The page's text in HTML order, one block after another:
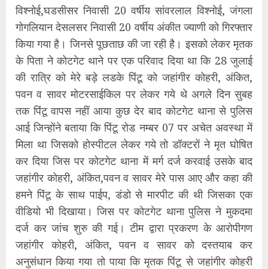
विश्नोई,घडसीसर निवासी 20 वर्षीय सांवरलाल विश्नोई, जंगला
गोगलियान देसलसर निवासी 20 वर्षीय अंकीत ज्याणी को गिरफ्तार
किया गया है। जिनसे पूछताछ की जा रही है। इसको लेकर मृतक
के पिता ने कोटगेट थाने पर एक परिवाद दिया था कि 28 जुलाई
की रात्रि को मेरे बड़े लडके पिंटू को जहांगीर कोहरी, अंकित,
पवन व सावर मोटरसाईकिल पर लेकर गये थे अगले दिन सुबह
तक पिंटू वापस नहीं आया कुछ देर बाद कोटगेट थाना से पुलिस
आई जिन्होंने बताया कि पिंटू रोड नम्बर 07 पर अचेत अवस्था में
मिला था जिसको होस्पीटल लेकर गये तो डॉक्टरों ने मृत घोषित
कर दिया जिस पर कोटगेट थाना में मर्ग दर्ज करवाई उसके बाद
जहांगीर कोहरी, अंकित,पवन व सावर मेरे पास आए और कहा की
हमने पिंटू के साथ पाईप, डंडो से मारपीट की थी जिसका एक
वीडियो भी दिखाया। जिस पर कोटगेट थाना पुलिस ने मुकदमा
दर्ज कर जांच शुरु की गई। टीम द्वारा प्रकरण के आरोपीगण
जहांगीर कोहरी, अंकित, पवन व सावर को दस्तयाब कर
अनुसंधान किया गया तो पाया कि मृतक पिंटू से जहांगीर कोहरी